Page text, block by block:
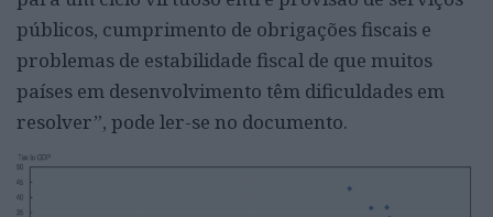
públicos, cumprimento de obrigações fiscais e
problemas de estabilidade fiscal de que muitos
países em desenvolvimento têm dificuldades em
resolver”, pode ler-se no documento.